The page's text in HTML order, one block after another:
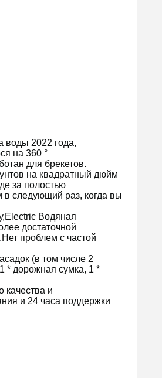
воды 2022 года,
на 360 °
для брекетов.
на квадратный дюйм
за полостью
следующий раз, когда вы
Electric Водяная
достаточной
проблем с частой
(в том числе 2
* дорожная сумка, 1 *
качества и
и 24 часа поддержки